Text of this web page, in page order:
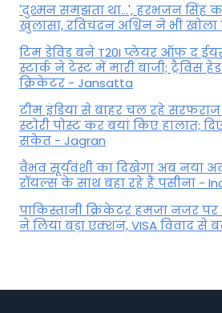
'दुश्मन समझता था...', हरभजन सिंह
खुलासा, रव‍िचंद्रन अश्विन ने भी खोला
टिम डेविड बने T20I प्लेयर ऑफ द
स्टार्क ने टेस्ट में मारी बाजी; ट्रैविस
क्रिकेटर - Jansatta
टीम इंडिया से बाहर चल रहे
स्टोरी पोस्ट कर बयां किए हालात;
संकेत - Jagran
वैभव सूर्यवंशी का दिखेगा अब नया
रॉयल्स के साथ बहा रहे हैं पसीना -
पाकिस्तानी क्रिकेटर हमजा नजर पर
ने ल‍िया बड़ा एक्शन, VISA व‍िवाद से